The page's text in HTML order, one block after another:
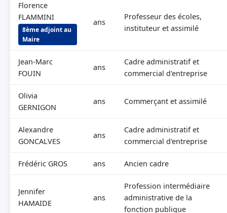
Florence
FLAMMINI
8ème adjoint au
Maire
ans
Professeur des écoles,
instituteur et assimilé
Jean-Marc
FOUIN
ans
Cadre administratif et
commercial d'entreprise
Olivia
GERNIGON
ans Commerçant et assimilé
Alexandre
GONCALVES
ans
Cadre administratif et
commercial d'entreprise
Frédéric GROS ans Ancien cadre
Jennifer
HAMAIDE
ans
Profession intermédiaire
administrative de la
fonction publique